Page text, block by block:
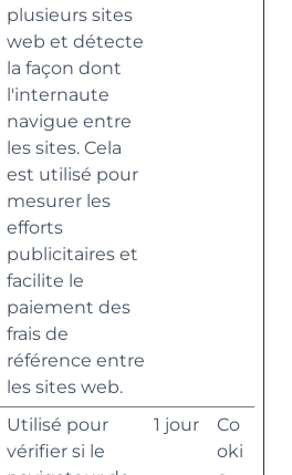
plusieurs sites
web et détecte
la façon dont
l'internaute
navigue entre
les sites. Cela
est utilisé pour
mesurer les
efforts
publicitaires et
facilite le
paiement des
frais de
référence entre
les sites web.
Utilisé pour
vérifier si le
1 jour
Co
oki